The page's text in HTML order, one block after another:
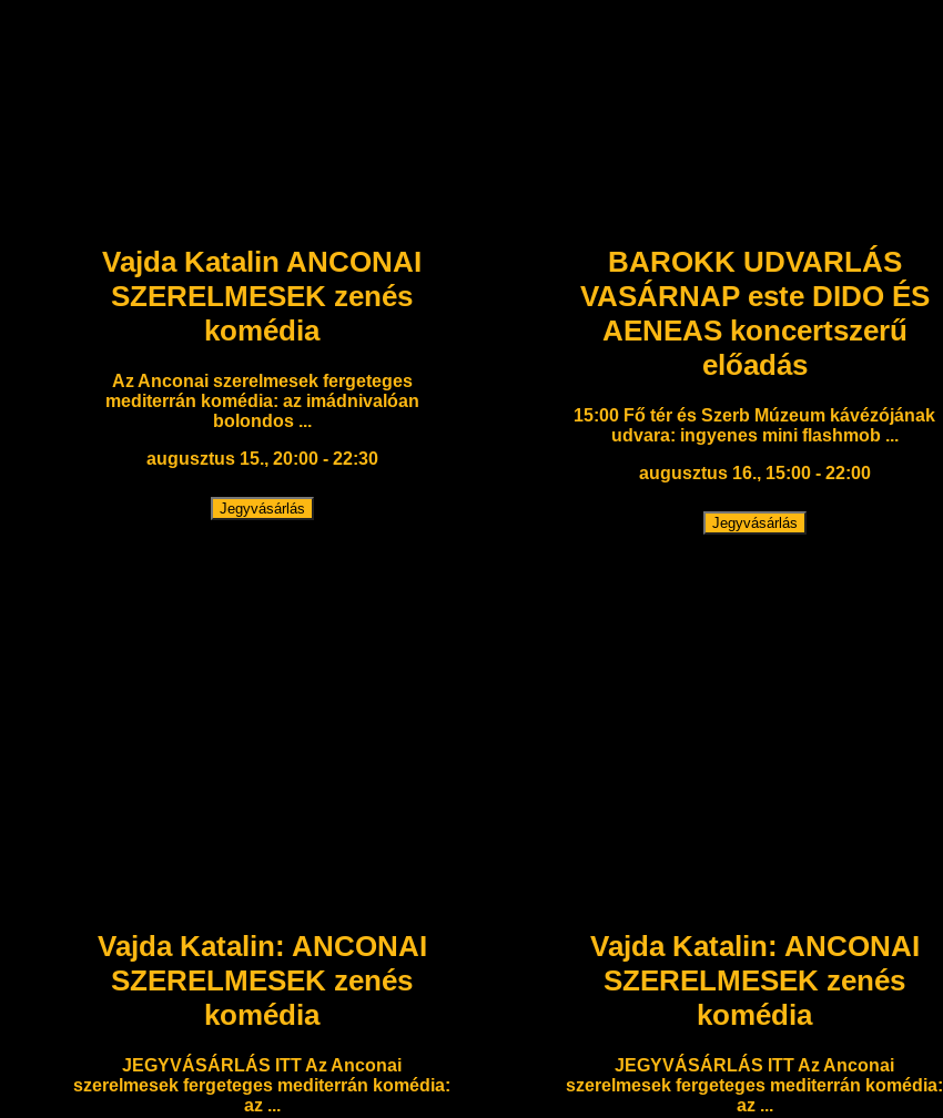
Vajda Katalin ANCONAI
SZERELMESEK zenés
komédia
Az Anconai szerelmesek fergeteges
mediterrán komédia: az imádnivalóan
bolondos ...
augusztus 15., 20:00 - 22:30
Jegyvásárlás
BAROKK UDVARLÁS
VASÁRNAP este DIDO ÉS
AENEAS koncertszerű
előadás
15:00 Fő tér és Szerb Múzeum kávézójának
udvara: ingyenes mini flashmob ...
augusztus 16., 15:00 - 22:00
Jegyvásárlás
Vajda Katalin: ANCONAI
SZERELMESEK zenés
komédia
JEGYVÁSÁRLÁS ITT Az Anconai
szerelmesek fergeteges mediterrán komédia:
az ...
Vajda Katalin: ANCONAI
SZERELMESEK zenés
komédia
JEGYVÁSÁRLÁS ITT Az Anconai
szerelmesek fergeteges mediterrán komédia:
az ...